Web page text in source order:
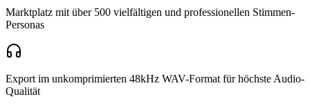
Marktplatz mit über 500 vielfältigen und professionellen Stimmen-
Personas
Export im unkomprimierten 48kHz WAV-Format für höchste Audio-
Qualität